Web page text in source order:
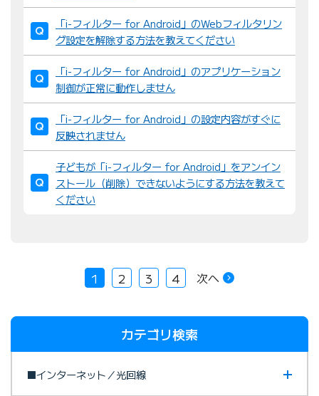
「i-フィルター for Android」のWebフィルタリン
グ設定を解除する方法を教えてください
「i-フィルター for Android」のアプリケーション
制御が正常に動作しません
「i-フィルター for Android」の設定内容がすぐに
反映されません
子どもが「i-フィルター for Android」をアンイン
ストール（削除）できないようにする方法を教えて
ください
1 2 3 4 次へ
カテゴリ検索
■インターネット／光回線